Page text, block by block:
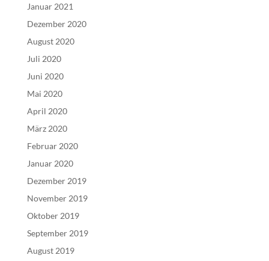
Januar 2021
Dezember 2020
August 2020
Juli 2020
Juni 2020
Mai 2020
April 2020
März 2020
Februar 2020
Januar 2020
Dezember 2019
November 2019
Oktober 2019
September 2019
August 2019